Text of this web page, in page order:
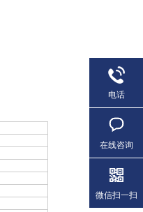
电话
在线咨询
微信扫一扫